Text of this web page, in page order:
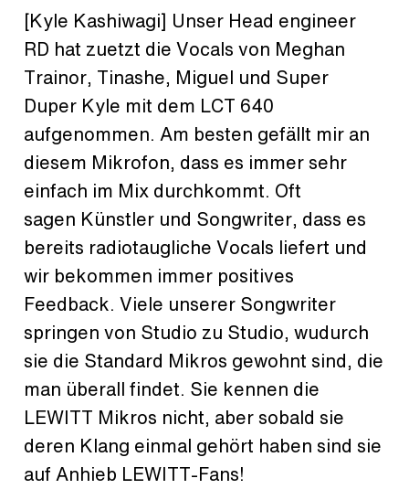
[Kyle Kashiwagi] Unser Head engineer
RD hat zuetzt die Vocals von Meghan
Trainor, Tinashe, Miguel und Super
Duper Kyle mit dem LCT 640
aufgenommen. Am besten gefällt mir an
diesem Mikrofon, dass es immer sehr
einfach im Mix durchkommt. Oft
sagen Künstler und Songwriter, dass es
bereits radiotaugliche Vocals liefert und
wir bekommen immer positives
Feedback. Viele unserer Songwriter
springen von Studio zu Studio, wudurch
sie die Standard Mikros gewohnt sind, die
man überall findet. Sie kennen die
LEWITT Mikros nicht, aber sobald sie
deren Klang einmal gehört haben sind sie
auf Anhieb LEWITT-Fans!